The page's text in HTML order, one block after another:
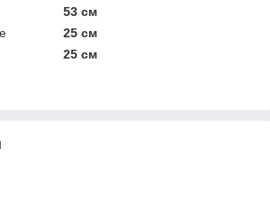
53 см
25 см
25 см